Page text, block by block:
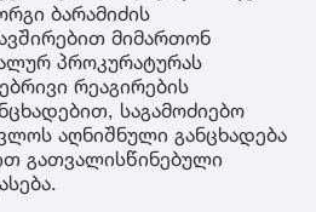
ბარამიძის
მიმართონ
პროკურატურას
რეაგირების
საგამოძიებო
აღნიშნული განცხადება
გათვალისწინებული